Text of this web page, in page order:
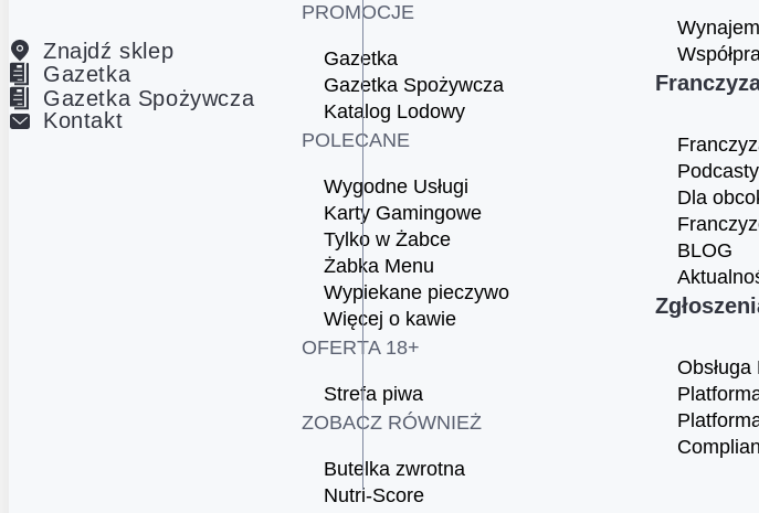
Znajdź sklep
Gazetka
Gazetka Spożywcza
Kontakt
PROMOCJE
Gazetka
Gazetka Spożywcza
Katalog Lodowy
POLECANE
Wygodne Usługi
Karty Gamingowe
Tylko w Żabce
Żabka Menu
Wypiekane pieczywo
Więcej o kawie
OFERTA 18+
Strefa piwa
ZOBACZ RÓWNIEŻ
Butelka zwrotna
Nutri-Score
Podcasty
Dla
BLOG